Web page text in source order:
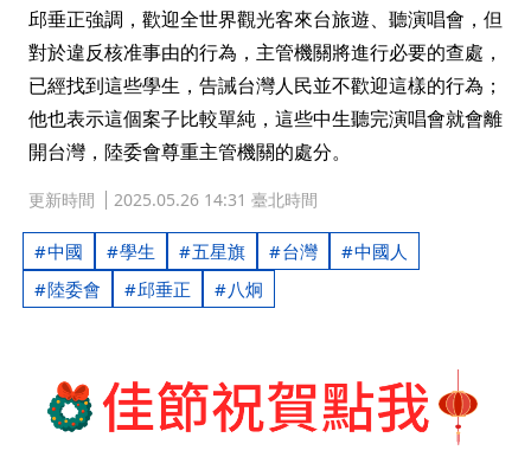
邱垂正強調，歡迎全世界觀光客來台旅遊、聽演唱會，但
對於違反核准事由的行為，主管機關將進行必要的查處，
已經找到這些學生，告誡台灣人民並不歡迎這樣的行為；
他也表示這個案子比較單純，這些中生聽完演唱會就會離
開台灣，陸委會尊重主管機關的處分。
更新時間 2025.05.26 14:31 臺北時間
中國 學生 五星旗 台灣
中國人
陸委會
邱垂正 八炯